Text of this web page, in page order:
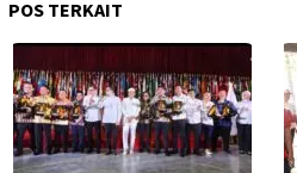
POS TERKAIT